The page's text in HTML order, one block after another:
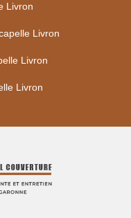
Livron
Livron
Livron
Livron